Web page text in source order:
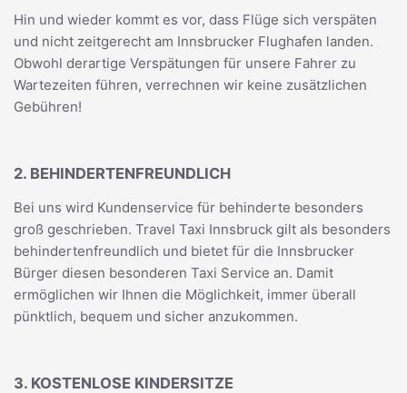
Hin und wieder kommt es vor, dass Flüge sich verspäten
und nicht zeitgerecht am Innsbrucker Flughafen landen.
Obwohl derartige Verspätungen für unsere Fahrer zu
Wartezeiten führen, verrechnen wir keine zusätzlichen
Gebühren!
2. BEHINDERTENFREUNDLICH
Bei uns wird Kundenservice für behinderte besonders
groß geschrieben. Travel Taxi Innsbruck gilt als besonders
behindertenfreundlich und bietet für die Innsbrucker
Bürger diesen besonderen Taxi Service an. Damit
ermöglichen wir Ihnen die Möglichkeit, immer überall
pünktlich, bequem und sicher anzukommen.
3. KOSTENLOSE KINDERSITZE